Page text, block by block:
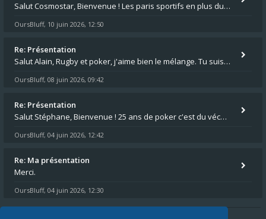
Salut Cosmostar, Bienvenue ! Les paris sportifs en plus du poker, c'est ce que je fais aussi. Surtout la NBA, je mise su
OursBluff, 10 juin 2026, 12:50
Re: Présentation
Salut Alain, Rugby et poker, j'aime bien le mélange. Tu suis le rugby du coin ? Moi j'essaie d'aller voir des matchs de
OursBluff, 08 juin 2026, 09:42
Re: Présentation
Salut Stéphane, Bienvenue ! 25 ans de poker c'est du vécu quand même. Moi je suis relativementnouveau (2018) mais j'ai a
OursBluff, 04 juin 2026, 12:42
Re: Ma présentation
Merci.
OursBluff, 04 juin 2026, 12:30